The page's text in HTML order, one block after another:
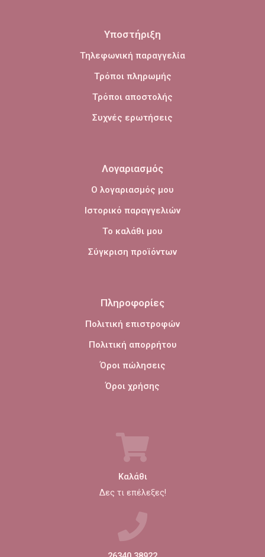
Υποστήριξη
Τηλεφωνική παραγγελία
Τρόποι πληρωμής
Τρόποι αποστολής
Συχνές ερωτήσεις
Λογαριασμός
Ο λογαριασμός μου
Ιστορικό παραγγελιών
Το καλάθι μου
Σύγκριση προϊόντων
Πληροφορίες
Πολιτική επιστροφών
Πολιτική απορρήτου
Όροι πώλησεις
Όροι χρήσης
Καλάθι
Δες τι επέλεξες!